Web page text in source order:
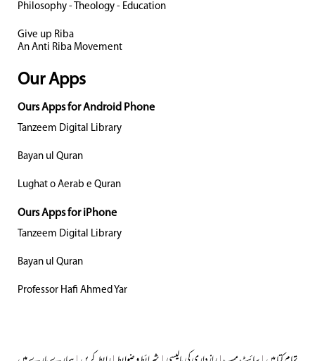
Philosophy - Theology - Education
Give up Riba
An Anti Riba Movement
Our Apps
Ours Apps for Android Phone
Tanzeem Digital Library
Bayan ul Quran
Lughat o Aerab e Quran
Ours Apps for iPhone
Tanzeem Digital Library
Bayan ul Quran
Professor Hafi Ahmed Yar